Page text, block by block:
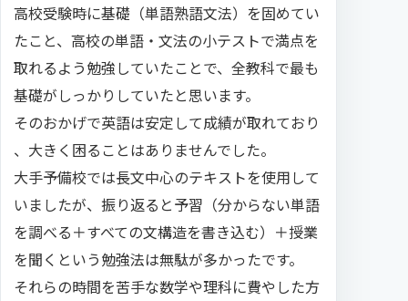
高校受験時に基礎（単語熟語文法）を固めてい
たこと、高校の単語・文法の小テストで満点を
取れるよう勉強していたことで、全教科で最も
基礎がしっかりしていたと思います。
そのおかげで英語は安定して成績が取れており
、大きく困ることはありませんでした。
大手予備校では長文中心のテキストを使用して
いましたが、振り返ると予習（分からない単語
を調べる＋すべての文構造を書き込む）＋授業
を聞くという勉強法は無駄が多かったです。
それらの時間を苦手な数学や理科に費やした方